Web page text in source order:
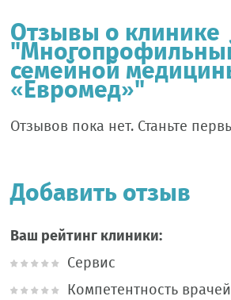
Отзывы о клинике
семейной
«Евромед»"
Отзывов пока нет. Станьте
Добавить отзыв
Ваш рейтинг клиники:
Сервис
Компетентность врачей